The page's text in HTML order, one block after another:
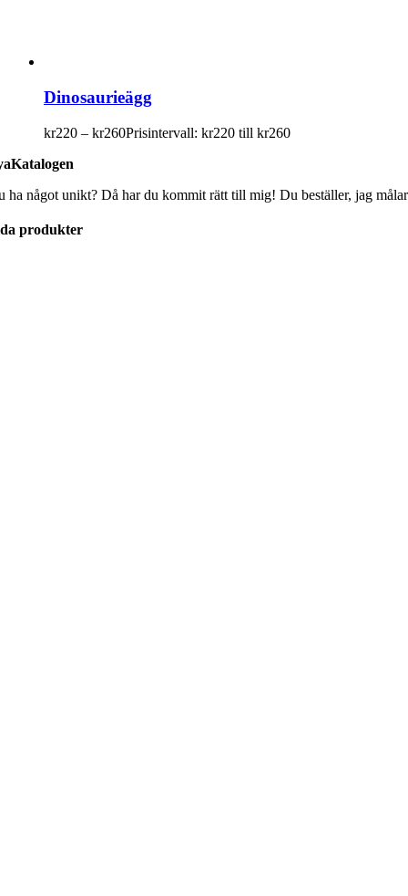
Dinosaurieägg
kr220 – kr260Prisintervall: kr220 till kr260
ha något unikt? Då har du kommit rätt till mig! Du beställer, jag
produkter